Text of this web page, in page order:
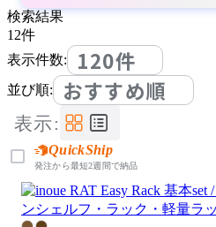
検索結果
12件
表示件数:
120件
並び順: おすすめ順
表示:
QuickShip
発注から最短2週間で納品